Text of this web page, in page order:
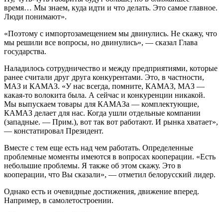
время… Мы знаем, куда идти и что делать. Это самое главное.
Люди понимают».
«Поэтому с импортозамещением мы двинулись. Не скажу, что
мы решили все вопросы, но двинулись», — сказал Глава
государства.
Наладилось сотрудничество и между предприятиями, которые
ранее считали друг друга конкурентами. Это, в частности,
МАЗ и КАМАЗ. «У нас всегда, помните, КАМАЗ, МАЗ —
какая-то волокита была. А сейчас и конкуренции никакой.
Мы выпускаем товары для КАМАЗа — комплектующие,
КАМАЗ делает для нас. Когда ушли отдельные компании
(западные. — Прим.), вот так вот работают. И рынка хватает»,
— констатировал Президент.
Вместе с тем еще есть над чем работать. Определенные
проблемные моменты имеются в вопросах кооперации. «Есть
небольшие проблемы. Я также об этом скажу. Это в
кооперации, что Вы сказали», — отметил белорусский лидер.
Однако есть и очевидные достижения, движение вперед.
Например, в самолетостроении.